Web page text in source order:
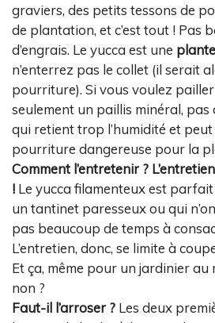
graviers, des petits tessons de
de plantation, et c’est tout ! Pas
d’engrais. Le yucca est une
n’enterrez pas le collet (il serait
pourriture). Si vous voulez
seulement un paillis minéral,
qui retient trop l’humidité et
pourriture dangereuse pour la
Comment l’entretenir ?
! Le yucca filamenteux est
un tantinet paresseux ou qui
pas beaucoup de temps à
L’entretien, donc, se limite à
Et ça, même pour un jardinier au
non ?
Faut-il l’arroser ? Les deux